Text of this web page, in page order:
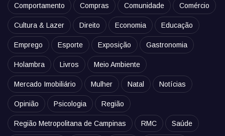
Comportamento Compras Comunidade Comércio
Cultura & Lazer Direito Economia Educação
Emprego Esporte Exposição Gastronomia
Holambra Livros Meio Ambiente
Mercado Imobiliário Mulher Natal Notícias
Opinião Psicologia Região
Região Metropolitana de Campinas RMC Saúde